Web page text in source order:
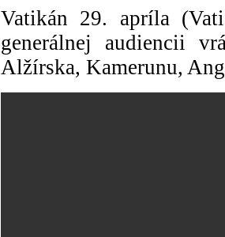
Vatikán 29. apríla
generálnej audiencii
Alžírska, Kamerunu,